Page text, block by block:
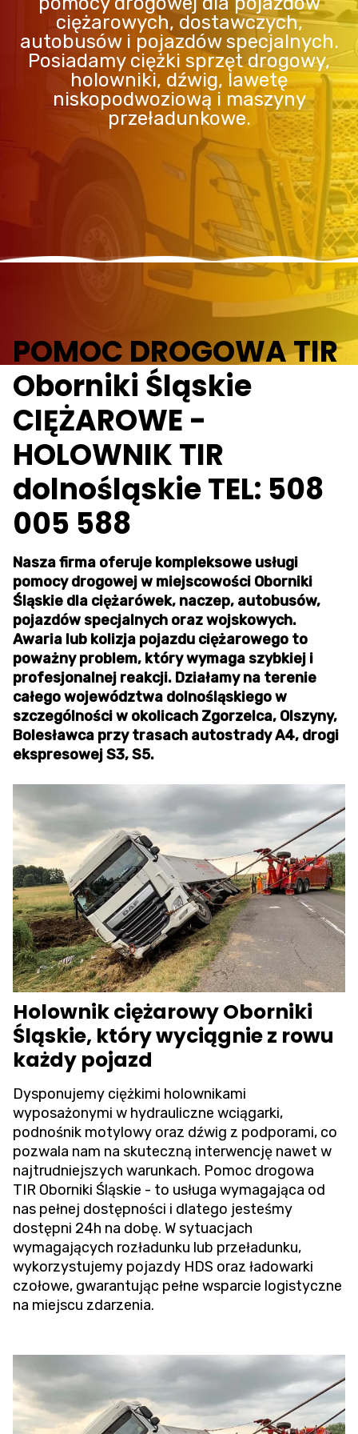
ciężarowych, dostawczych,
autobusów i pojazdów specjalnych.
Posiadamy ciężki sprzęt drogowy,
holowniki, dźwig, lawetę
niskopodwoziową i maszyny
przeładunkowe.
POMOC DROGOWA TIR
Oborniki Śląskie
CIĘŻAROWE -
HOLOWNIK TIR
dolnośląskie TEL: 508
005 588
Nasza firma oferuje kompleksowe usługi
pomocy drogowej w miejscowości Oborniki
Śląskie dla ciężarówek, naczep, autobusów,
pojazdów specjalnych oraz wojskowych.
Awaria lub kolizja pojazdu ciężarowego to
poważny problem, który wymaga szybkiej i
profesjonalnej reakcji. Działamy na terenie
całego województwa dolnośląskiego w
szczególności w okolicach Zgorzelca, Olszyny,
Bolesławca przy trasach autostrady A4, drogi
ekspresowej S3, S5.
Holownik ciężarowy Oborniki
Śląskie, który wyciągnie z rowu
każdy pojazd
Dysponujemy ciężkimi holownikami
wyposażonymi w hydrauliczne wciągarki,
podnośnik motylowy oraz dźwig z podporami, co
pozwala nam na skuteczną interwencję nawet w
najtrudniejszych warunkach. Pomoc drogowa
TIR Oborniki Śląskie - to usługa wymagająca od
nas pełnej dostępności i dlatego jesteśmy
dostępni 24h na dobę. W sytuacjach
wymagających rozładunku lub przeładunku,
wykorzystujemy pojazdy HDS oraz ładowarki
czołowe, gwarantując pełne wsparcie logistyczne
na miejscu zdarzenia.